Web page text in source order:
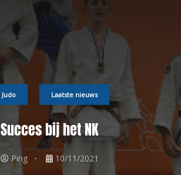
Judo Laatste nieuws
Succes bij het NK
Ping 10/11/2021